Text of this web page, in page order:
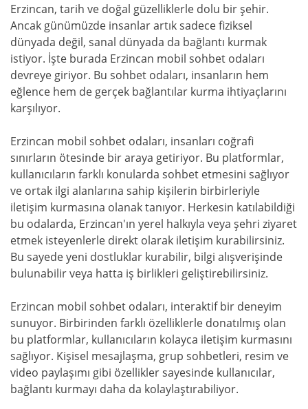
Erzincan, tarih ve doğal güzelliklerle dolu bir şehir.
Ancak günümüzde insanlar artık sadece fiziksel
dünyada değil, sanal dünyada da bağlantı kurmak
istiyor. İşte burada Erzincan mobil sohbet odaları
devreye giriyor. Bu sohbet odaları, insanların hem
eğlence hem de gerçek bağlantılar kurma ihtiyaçlarını
karşılıyor.
Erzincan mobil sohbet odaları, insanları coğrafi
sınırların ötesinde bir araya getiriyor. Bu platformlar,
kullanıcıların farklı konularda sohbet etmesini sağlıyor
ve ortak ilgi alanlarına sahip kişilerin birbirleriyle
iletişim kurmasına olanak tanıyor. Herkesin katılabildiği
bu odalarda, Erzincan'ın yerel halkıyla veya şehri ziyaret
etmek isteyenlerle direkt olarak iletişim kurabilirsiniz.
Bu sayede yeni dostluklar kurabilir, bilgi alışverişinde
bulunabilir veya hatta iş birlikleri geliştirebilirsiniz.
Erzincan mobil sohbet odaları, interaktif bir deneyim
sunuyor. Birbirinden farklı özelliklerle donatılmış olan
bu platformlar, kullanıcıların kolayca iletişim kurmasını
sağlıyor. Kişisel mesajlaşma, grup sohbetleri, resim ve
video paylaşımı gibi özellikler sayesinde kullanıcılar,
bağlantı kurmayı daha da kolaylaştırabiliyor.